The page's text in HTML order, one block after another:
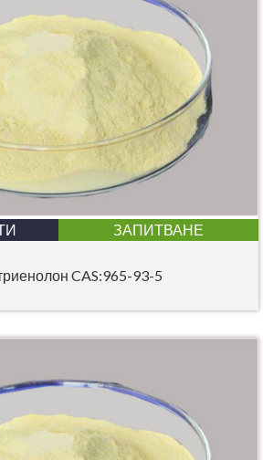
ЗАПИТВАНЕ
CAS:965-93-5